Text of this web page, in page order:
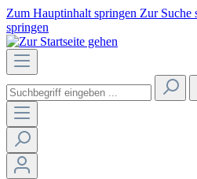
Zum Hauptinhalt springen Zur Suche
springen